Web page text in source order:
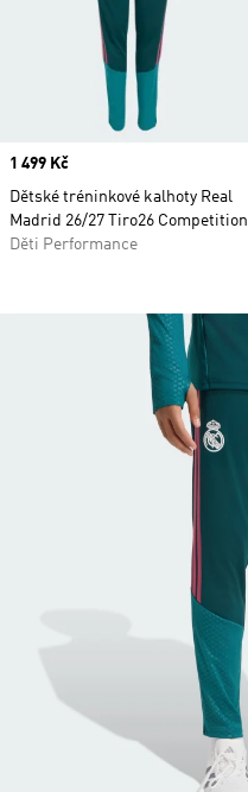
Price
1 499 Kč
Dětské tréninkové kalhoty Real
Madrid 26/27 Tiro26 Competition
Děti Performance